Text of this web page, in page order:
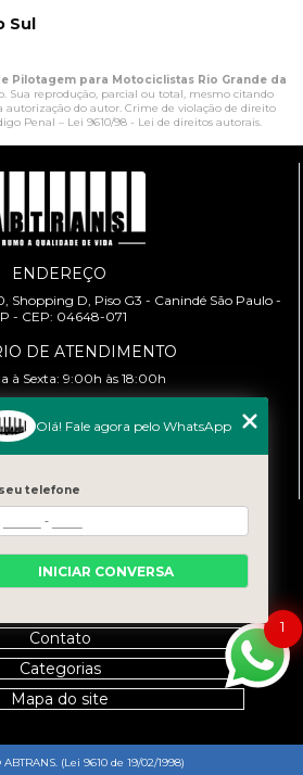
Sul
Pilotagem para Motociclistas Rio Grande da
Sua reprodução, parcial ou total, mesmo citando
autorização do autor. Crime de violação de direito
Penal – Lei 9610/98 - Lei de direitos autorais.
ENDEREÇO
Shopping D, Piso G3 - Canindé São Paulo -
- CEP: 04648-071
DE ATENDIMENTO
à Sexta: 9:00h às 18:00h
CONTATO
MENU
Empresa
Contato
Categorias
Mapa do site
(Lei 9610 de 19/02/1998)
1
Olá! Fale agora pelo WhatsApp
telefone
INICIAR CONVERSA